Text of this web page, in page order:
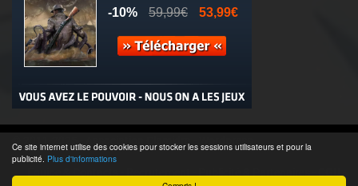
Ce site internet utilise des cookies pour stocker les sessions utilisateurs et pour la
publicité. Plus d'informations